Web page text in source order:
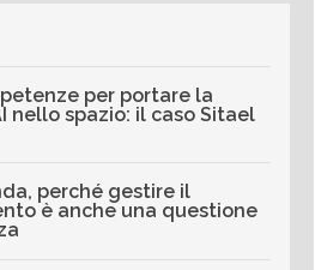
per portare la
nello spazio: il caso Sitael
perché gestire il
è anche una questione